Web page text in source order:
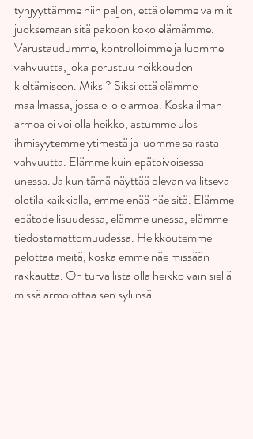
tyhjyyttämme niin paljon, että olemme valmiit
juoksemaan sitä pakoon koko elämämme.
Varustaudumme, kontrolloimme ja luomme
vahvuutta, joka perustuu heikkouden
kieltämiseen. Miksi? Siksi että elämme
maailmassa, jossa ei ole armoa. Koska ilman
armoa ei voi olla heikko, astumme ulos
ihmisyytemme ytimestä ja luomme sairasta
vahvuutta. Elämme kuin epätoivoisessa
unessa. Ja kun tämä näyttää olevan vallitseva
olotila kaikkialla, emme enää näe sitä. Elämme
epätodellisuudessa, elämme unessa, elämme
tiedostamattomuudessa. Heikkoutemme
pelottaa meitä, koska emme näe missään
rakkautta. On turvallista olla heikko vain siellä
missä armo ottaa sen syliinsä.